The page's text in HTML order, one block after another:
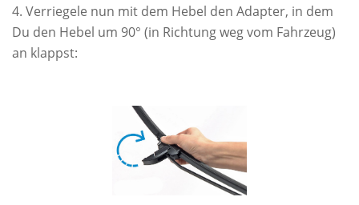
Verriegele nun mit dem Hebel den Adapter, in dem
Du den Hebel um 90° (in Richtung weg vom Fahrzeug)
an klappst: